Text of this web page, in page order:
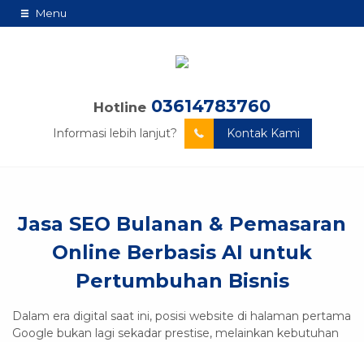
Menu
Hotline 03614783760
Informasi lebih lanjut? Kontak Kami
Jasa SEO Bulanan & Pemasaran
Online Berbasis AI untuk
Pertumbuhan Bisnis
Dalam era digital saat ini, posisi website di halaman pertama
Google bukan lagi sekadar prestise, melainkan kebutuhan